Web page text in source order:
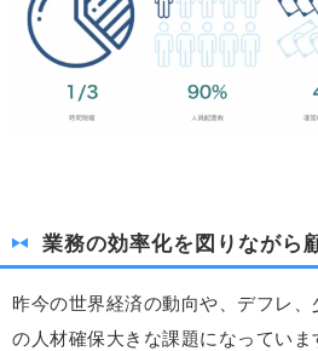
業務の効率化を図りながら
昨今の世界経済の動向や、デフレ
の人材確保大きな課題になっていま